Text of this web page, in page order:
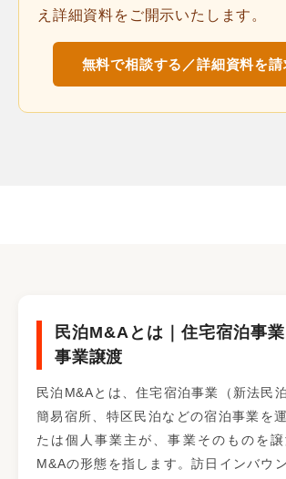
え詳細資料をご開示いたします。
無料で相談する／詳細資料を請
民泊M&Aとは｜住宅宿泊事
事業譲渡
民泊M&Aとは、住宅宿泊事業（新法民
簡易宿所、特区民泊などの宿泊事業を
たは個人事業主が、事業そのものを
M&Aの形態を指します。訪日インバウ